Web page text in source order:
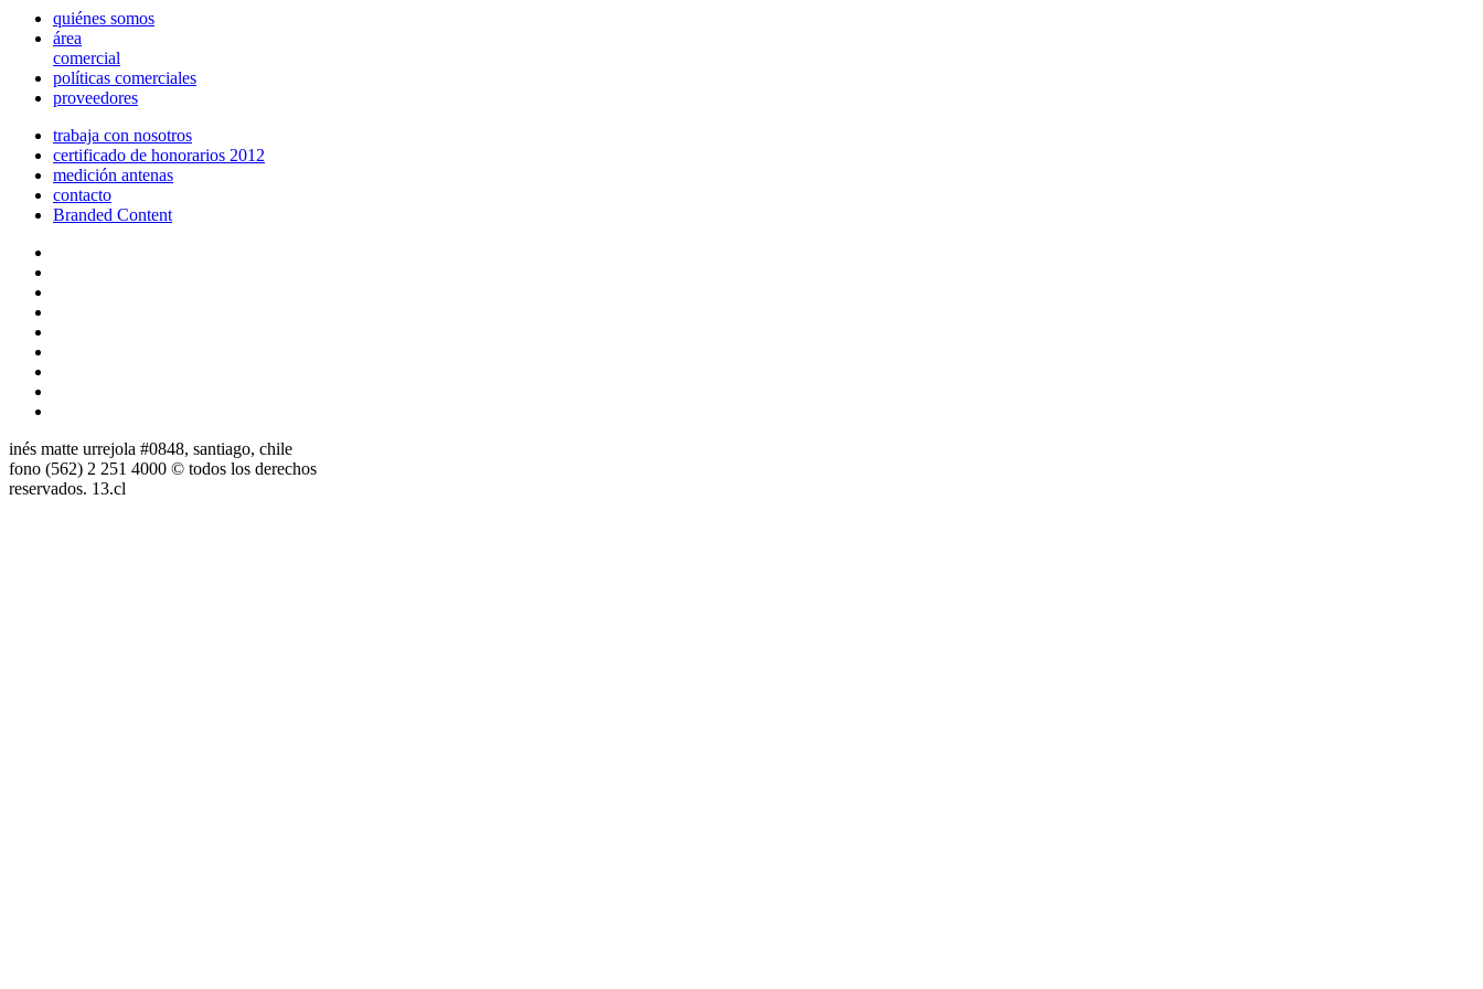
quiénes somos
área
comercial
políticas comerciales
proveedores
trabaja con nosotros
certificado de honorarios 2012
medición antenas
contacto
Branded Content
inés matte urrejola #0848, santiago, chile
fono (562) 2 251 4000 © todos los derechos
reservados. 13.cl